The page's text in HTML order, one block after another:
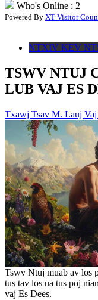
Who's Online : 2
Powered By XT Visitor
NTXIV KEV
TSWV NTUJ
LUB VAJ ES
Txawj Tsav M. Lauj
Tswv Ntuj muab av los
tus tav los ua tus poj
vaj Es Dees.